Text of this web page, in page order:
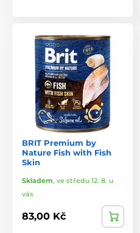
BRIT Premium by
Nature Fish with Fish
Skin
Skladem, ve středu 12. 8. u
vás
83,00 Kč